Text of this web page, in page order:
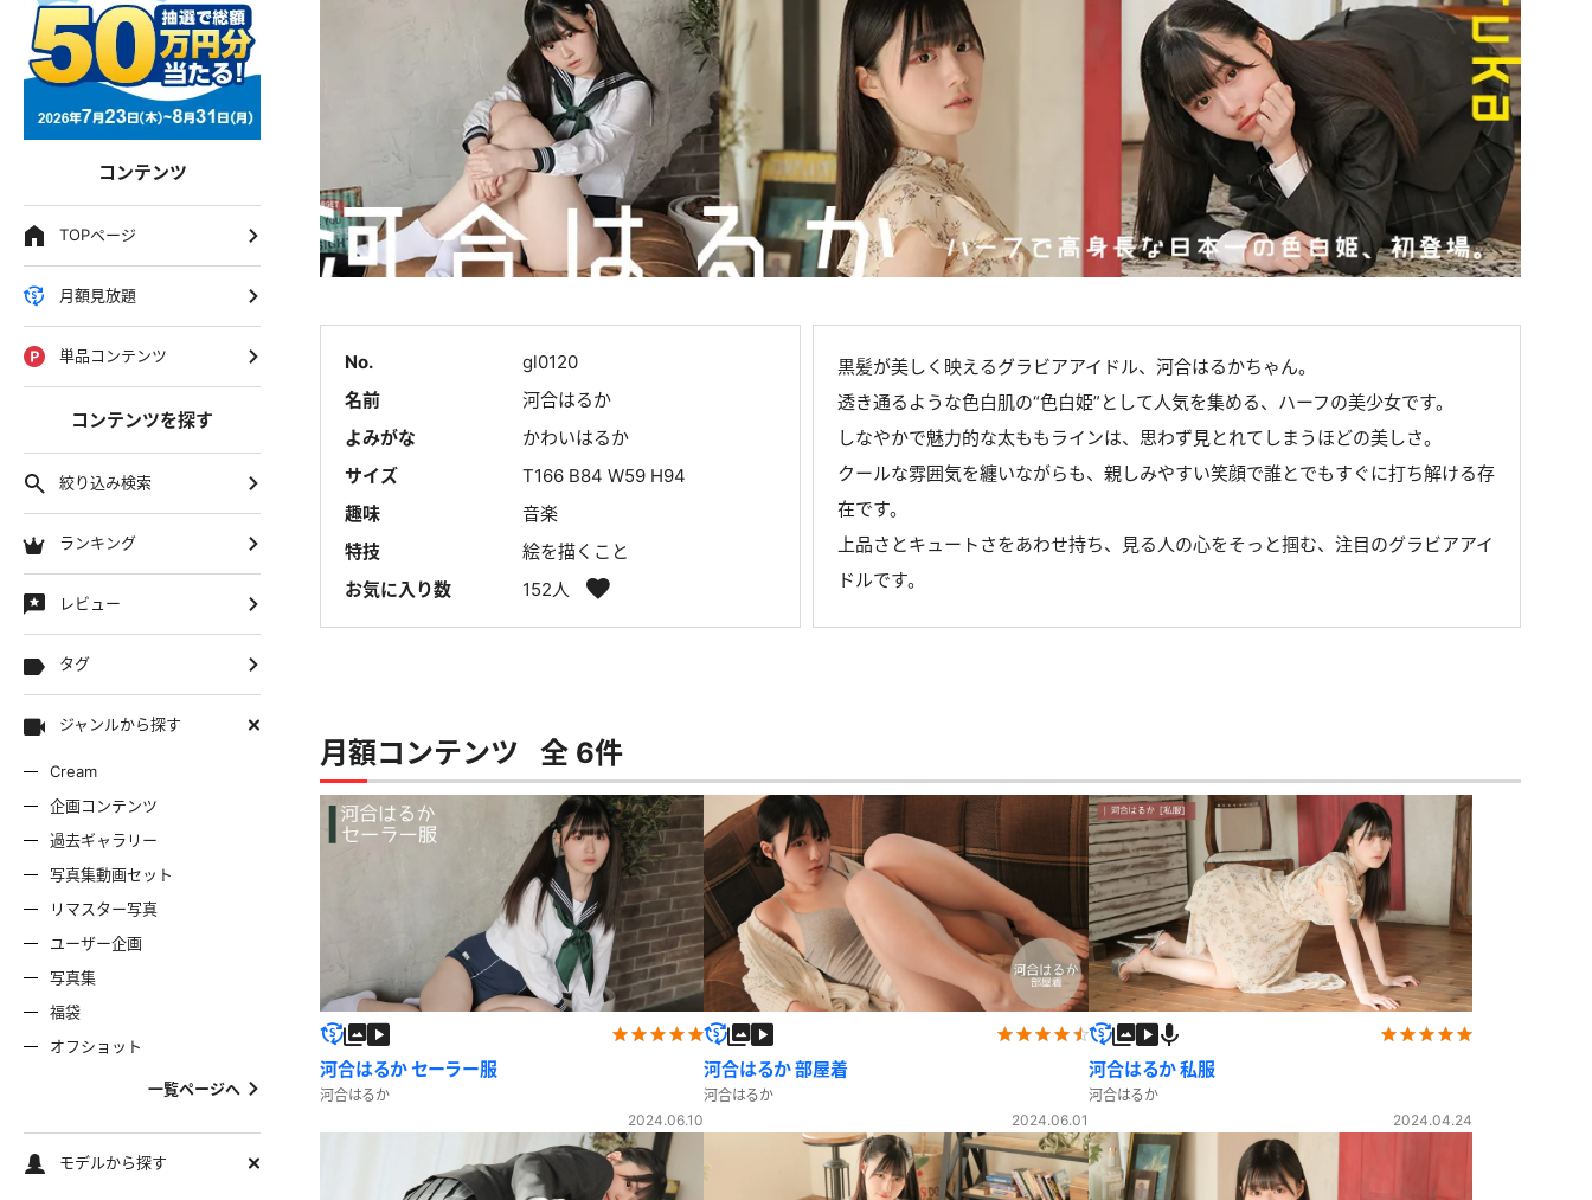
コンテンツ
TOPページ
月額見放題
単品コンテンツ
コンテンツを探す
絞り込み検索
ランキング
レビュー
タグ
ジャンルから探す
Cream
企画コンテンツ
過去ギャラリー
写真集動画セット
リマスター写真
ユーザー企画
写真集
福袋
オフショット
一覧ページへ
モデルから探す
No.
gl0120
名前
河合はるか
よみがな
かわいはるか
サイズ
T166 B84 W59 H94
趣味
音楽
特技
絵を描くこと
お気に入り数
152人
黒髪が美しく映えるグラビアアイドル、河合はるかちゃん。
透き通るような色白肌の“色白姫”として人気を集める、ハーフの美少女です。
しなやかで魅力的な太ももラインは、思わず見とれてしまうほどの美しさ。
クールな雰囲気を纏いながらも、親しみやすい笑顔で誰とでもすぐに打ち解ける存
在です。
上品さとキュートさをあわせ持ち、見る人の心をそっと掴む、注目のグラビアアイ
ドルです。
月額コンテンツ 全 6件
河合はるか セーラー服
河合はるか
2024.06.10
河合はるか 部屋着
河合はるか
2024.06.01
河合はるか 私服
河合はるか
2024.04.24